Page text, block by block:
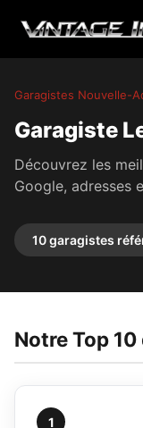
Garagistes Nouvelle-
Garagiste
Découvrez les
Google, adresses
10 garagistes
Notre Top
1